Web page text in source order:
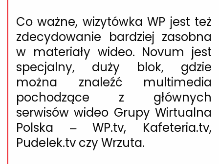
Co ważne, wizytówka WP jest też
zdecydowanie bardziej zasobna
w materiały wideo. Novum jest
specjalny, duży blok, gdzie
można znaleźć multimedia
pochodzące z głównych
serwisów wideo Grupy Wirtualna
Polska – WP.tv, Kafeteria.tv,
Pudelek.tv czy Wrzuta.